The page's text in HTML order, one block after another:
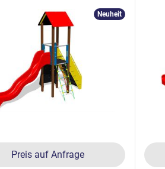
Preis auf Anfrage
Neuheit